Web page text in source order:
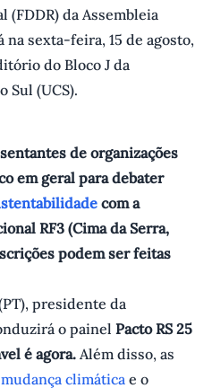
(FDDR) da Assembleia
sexta-feira, 15 de agosto,
do Bloco J da
Sul (UCS).
de organizações
em geral para debater
com a
RF3 (Cima da Serra,
podem ser feitas
presidente da
o painel Pacto RS 25
é agora. Além disso, as
mudança climática e o